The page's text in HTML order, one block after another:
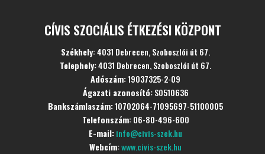
CÍVIS SZOCIÁLIS ÉTKEZÉSI KÖZPONT
Székhely:4031 Debrecen, Szoboszlói út 67.
Telephely:4031 Debrecen, Szoboszlói út 67.
Adószám:19037325-2-09
Ágazati azonosító:S0510636
Bankszámlaszám:10702064-71095697-51100005
Telefonszám:06-80-496-600
E-mail:info@civis-szek.hu
Webcím:www.civis-szek.hu